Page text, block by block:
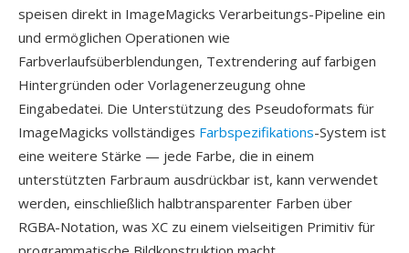
speisen direkt in ImageMagicks Verarbeitungs-Pipeline ein
und ermöglichen Operationen wie
Farbverlaufsüberblendungen, Textrendering auf farbigen
Hintergründen oder Vorlagenerzeugung ohne
Eingabedatei. Die Unterstützung des Pseudoformats für
ImageMagicks vollständiges Farbspezifikations-System ist
eine weitere Stärke — jede Farbe, die in einem
unterstützten Farbraum ausdrückbar ist, kann verwendet
werden, einschließlich halbtransparenter Farben über
RGBA-Notation, was XC zu einem vielseitigen Primitiv für